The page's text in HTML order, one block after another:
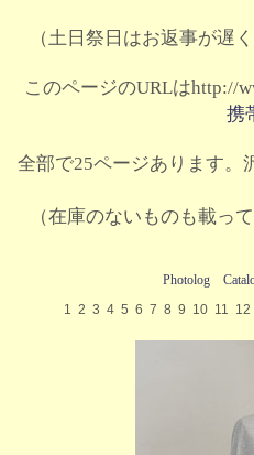
（土日祭日はお返事が遅
このページのURLはhttp://
携
全部で25ページあります。
（在庫のないものも載っ
Photolog
1 2 3 4 5 6 7 8 9 10 11 12